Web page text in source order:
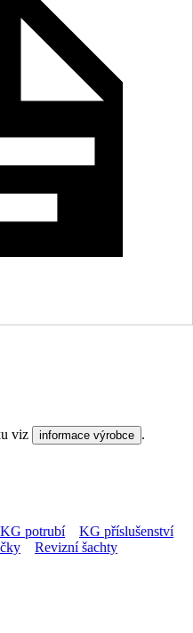
viz informace výrobce .
KG potrubí
KG příslušenství
Revizní šachty